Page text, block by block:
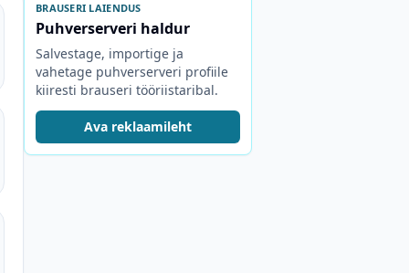
BRAUSERI LAIENDUS
Puhverserveri haldur
Salvestage, importige ja
vahetage puhverserveri profiile
kiiresti brauseri tööriistaribal.
Ava reklaamileht